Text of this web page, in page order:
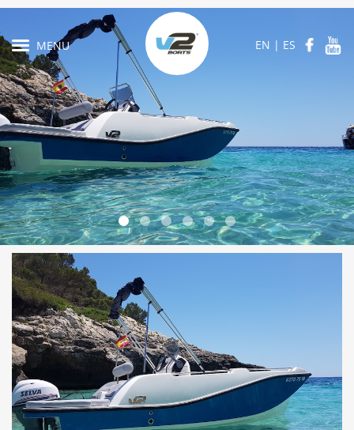
MENU EN | ES